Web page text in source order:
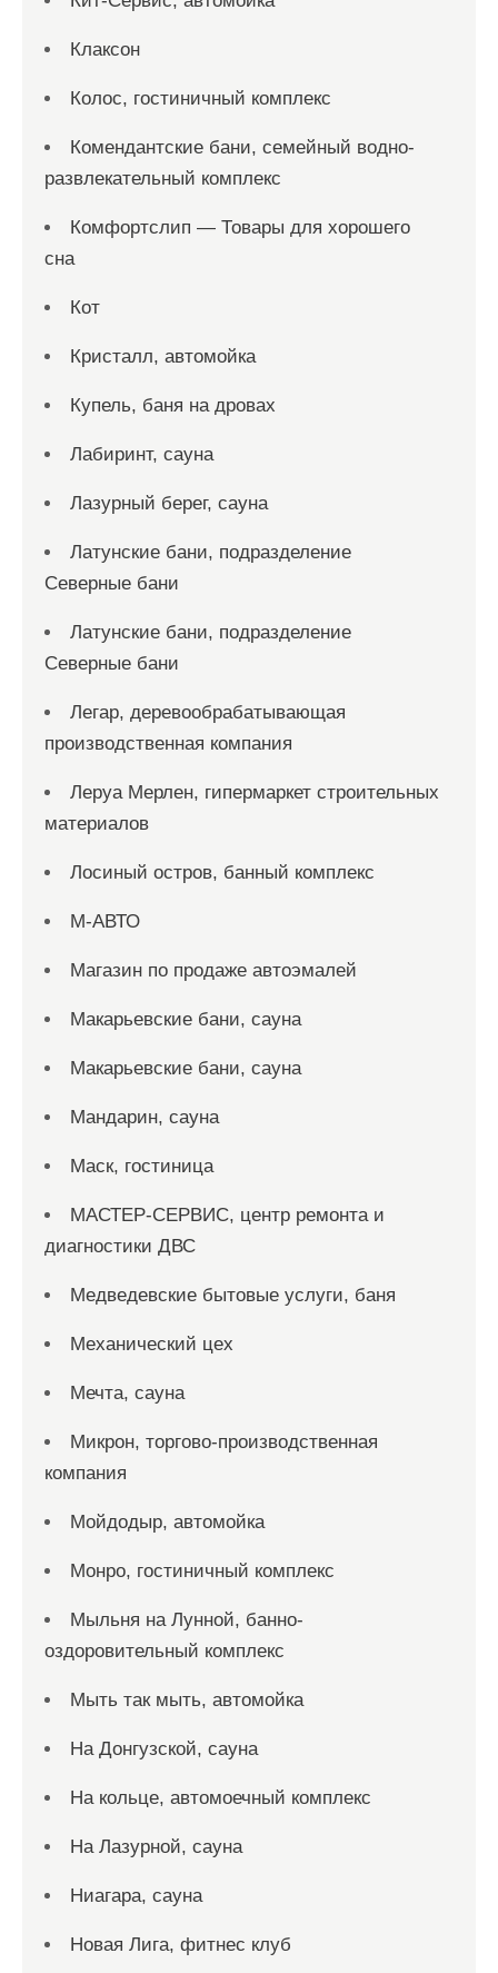
Клаксон
Колос, гостиничный комплекс
Комендантские бани, семейный водно-
развлекательный комплекс
Комфортслип — Товары для хорошего
сна
Кот
Кристалл, автомойка
Купель, баня на дровах
Лабиринт, сауна
Лазурный берег, сауна
Латунские бани, подразделение
Северные бани
Латунские бани, подразделение
Северные бани
Легар, деревообрабатывающая
производственная компания
Леруа Мерлен, гипермаркет строительных
материалов
Лосиный остров, банный комплекс
М-АВТО
Магазин по продаже автоэмалей
Макарьевские бани, сауна
Макарьевские бани, сауна
Мандарин, сауна
Маск, гостиница
МАСТЕР-СЕРВИС, центр ремонта и
диагностики ДВС
Медведевские бытовые услуги, баня
Механический цех
Мечта, сауна
Микрон, торгово-производственная
компания
Мойдодыр, автомойка
Монро, гостиничный комплекс
Мыльня на Лунной, банно-
оздоровительный комплекс
Мыть так мыть, автомойка
На Донгузской, сауна
На кольце, автомоечный комплекс
На Лазурной, сауна
Ниагара, сауна
Новая Лига, фитнес клуб